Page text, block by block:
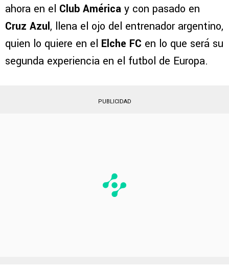
ahora en el Club América y con pasado en
Cruz Azul, llena el ojo del entrenador argentino,
quien lo quiere en el Elche FC en lo que será su
segunda experiencia en el futbol de Europa.
PUBLICIDAD